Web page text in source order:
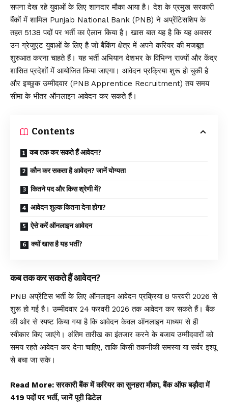
सपना देख रहे युवाओं के लिए शानदार मौका आया है। देश के प्रमुख सरकारी
बैंकों में शामिल Punjab National Bank (PNB) ने अप्रेंटिसशिप के
तहत 5138 पदों पर भर्ती का ऐलान किया है। खास बात यह है कि यह अवसर
उन ग्रेजुएट युवाओं के लिए है जो बैंकिंग क्षेत्र में अपने करियर की मजबूत
शुरुआत करना चाहते हैं। यह भर्ती अभियान देशभर के विभिन्न राज्यों और केंद्र
शासित प्रदेशों में आयोजित किया जाएगा। आवेदन प्रक्रिया शुरू हो चुकी है
और इच्छुक उम्मीदवार (PNB Apprentice Recruitment) तय समय
सीमा के भीतर ऑनलाइन आवेदन कर सकते हैं।
Contents
कब तक कर सकते हैं आवेदन?
कौन कर सकता है आवेदन? जानें योग्यता
कितने पद और किस श्रेणी में?
आवेदन शुल्क कितना देना होगा?
ऐसे करें ऑनलाइन आवेदन
क्यों खास है यह भर्ती?
कब तक कर सकते हैं आवेदन?
PNB अप्रेंटिस भर्ती के लिए ऑनलाइन आवेदन प्रक्रिया 8 फरवरी 2026 से
शुरू हो गई है। उम्मीदवार 24 फरवरी 2026 तक आवेदन कर सकते हैं। बैंक
की ओर से स्पष्ट किया गया है कि आवेदन केवल ऑनलाइन माध्यम से ही
स्वीकार किए जाएंगे। अंतिम तारीख का इंतजार करने के बजाय उम्मीदवारों को
समय रहते आवेदन कर देना चाहिए, ताकि किसी तकनीकी समस्या या सर्वर इश्यू
से बचा जा सके।
Read More:सरकारी बैंक में करियर का सुनहरा मौका, बैंक ऑफ बड़ौदा में
419 पदों पर भर्ती, जानें पूरी डिटेल